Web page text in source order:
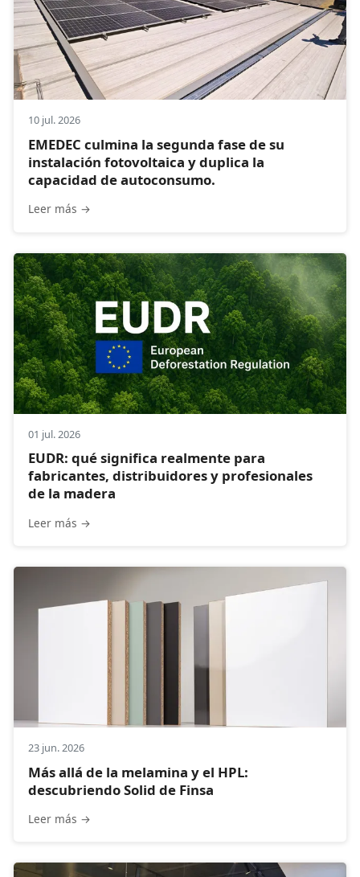
10 jul. 2026
EMEDEC culmina la segunda fase de su
instalación fotovoltaica y duplica la
capacidad de autoconsumo.
Leer más →
01 jul. 2026
EUDR: qué significa realmente para
fabricantes, distribuidores y profesionales
de la madera
Leer más →
23 jun. 2026
Más allá de la melamina y el HPL:
descubriendo Solid de Finsa
Leer más →